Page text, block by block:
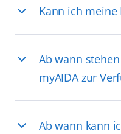
Kann ich meine
Ab wann
myAIDA zur
Ab wann kann